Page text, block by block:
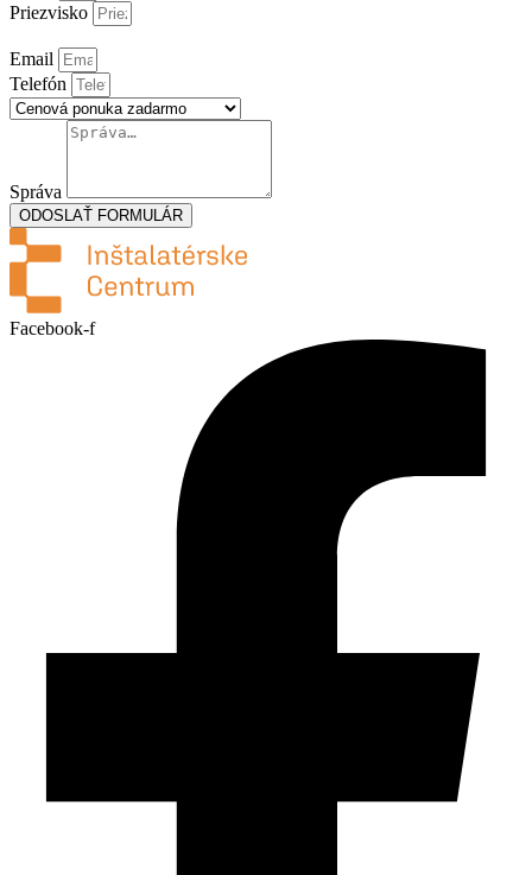
Priezvisko
Email
Telefón
Správa
ODOSLAŤ FORMULÁR
Facebook-f